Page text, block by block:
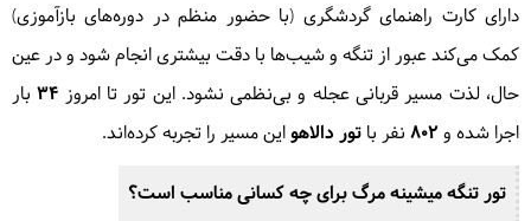
دارای کارت راهنمای گردشگری (با حضور منظم در دوره‌های بازآموزی)
کمک می‌کند عبور از تنگه و شیب‌ها با دقت بیشتری انجام شود و در عین
حال، لذت مسیر قربانی عجله و بی‌نظمی نشود. این تور تا امروز ۳۴بار
اجرا شده و ۸۰۲ نفر با تور دالاهواین مسیر را تجربه کرده‌اند.
تورتنگه میشینه مرگبرای چه کسانی مناسب است؟